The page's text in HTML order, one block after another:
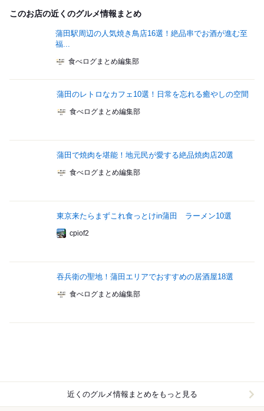
このお店の近くのグルメ情報まとめ
蒲田駅周辺の人気焼き鳥店16選！絶品串でお酒が進む至
福...
食べログまとめ編集部
蒲田のレトロなカフェ10選！日常を忘れる癒やしの空間
食べログまとめ編集部
蒲田で焼肉を堪能！地元民が愛する絶品焼肉店20選
食べログまとめ編集部
東京来たらまずこれ食っとけin蒲田 ラーメン10選
cpiof2
吞兵衛の聖地！蒲田エリアでおすすめの居酒屋18選
食べログまとめ編集部
近くのグルメ情報まとめをもっと見る